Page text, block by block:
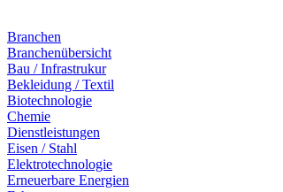
Branchen
Branchenübersicht
Bau / Infrastrukur
Bekleidung / Textil
Biotechnologie
Chemie
Dienstleistungen
Eisen / Stahl
Elektrotechnologie
Erneuerbare Energien